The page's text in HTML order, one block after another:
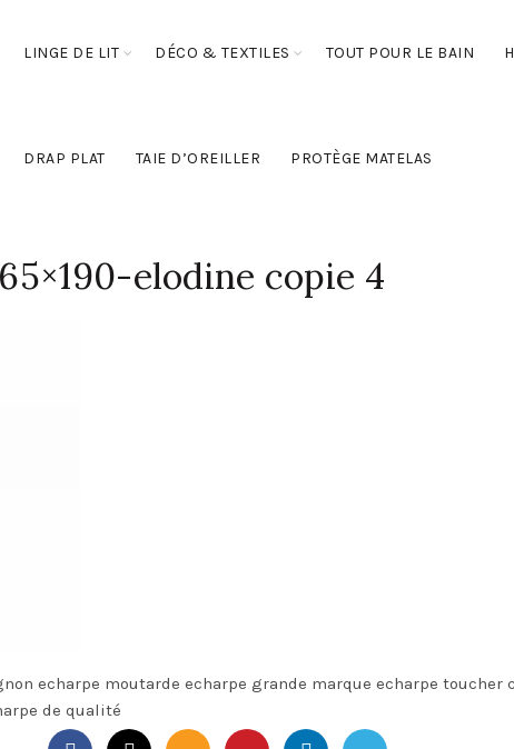
LINGE DE LIT DÉCO & TEXTILES TOUT POUR LE BAIN
DRAP PLAT TAIE D’OREILLER PROTÈGE MATELAS
elodine copie 4
echarpe moutarde echarpe grande marque echarpe toucher
de qualité